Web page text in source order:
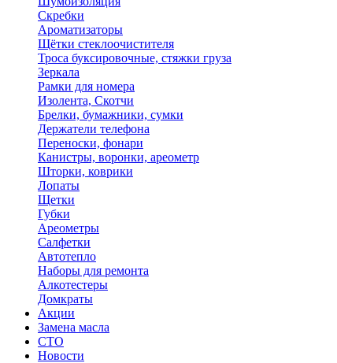
Скребки
Ароматизаторы
Щётки стеклоочистителя
Троса буксировочные, стяжки груза
Зеркала
Рамки для номера
Изолента, Скотчи
Брелки, бумажники, сумки
Держатели телефона
Переноски, фонари
Канистры, воронки, ареометр
Шторки, коврики
Лопаты
Щетки
Губки
Ареометры
Салфетки
Автотепло
Наборы для ремонта
Алкотестеры
Домкраты
Акции
Замена масла
СТО
Новости